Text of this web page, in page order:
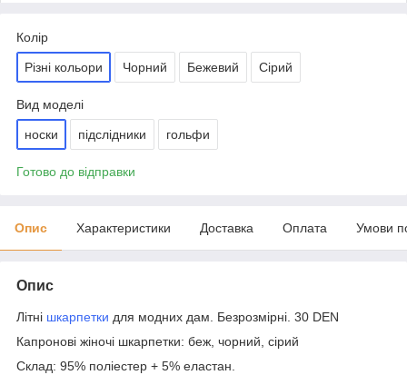
Колір
Різні кольори Чорний Бежевий Сірий
Вид моделі
носки підслідники гольфи
Готово до відправки
Опис Характеристики Доставка Оплата Умови
Опис
Літні шкарпетки для модних дам. Безрозмірні. 30 DEN
Капронові жіночі шкарпетки: беж, чорний, сірий
Склад: 95% поліестер + 5% еластан.